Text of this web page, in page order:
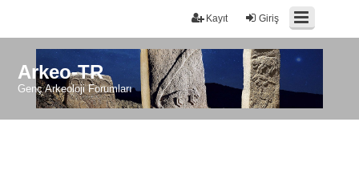
Giriş
Kayıt
Arkeo-TR
Genç Arkeoloji Forumları